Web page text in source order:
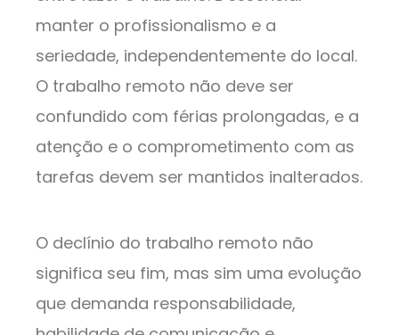
manter o profissionalismo e a
seriedade, independentemente do local.
O trabalho remoto não deve ser
confundido com férias prolongadas, e a
atenção e o comprometimento com as
tarefas devem ser mantidos inalterados.
O declínio do trabalho remoto não
significa seu fim, mas sim uma evolução
que demanda responsabilidade,